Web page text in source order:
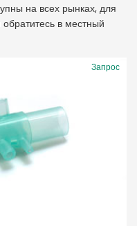
на всех рынках, для
в местный
Запрос